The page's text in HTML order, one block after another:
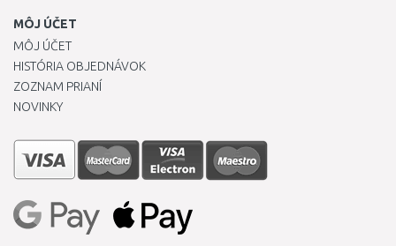
MÔJ ÚČET
MÔJ ÚČET
HISTÓRIA OBJEDNÁVOK
ZOZNAM PRIANÍ
NOVINKY